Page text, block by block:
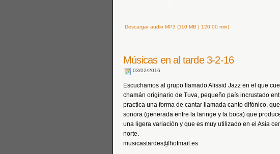
Descargar audio MP3 (110 MB | 120:00 min)
Músicas en al tarde 3-2-16
03/02/2016
Escuchamos al grupo llamado Alissid Jazz en el que
chamán originario de Tuva, pequeño país incrustado
practica una forma de cantar llamada canto difónico,
sonora (generada entre la faringe y la boca) que
una ligera variación y que es muy utilizado en el Asia
norte.
musicastardes@hotmail.es